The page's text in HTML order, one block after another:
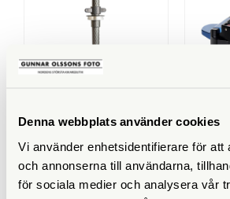
Denna webbplats använder cookies
Vi använder enhetsidentifierare för att
och annonserna till användarna,
för sociala medier och analysera vår
Systematic Serie 2-4
(GS3513S)
Finns i lager
Sirui
QC-55